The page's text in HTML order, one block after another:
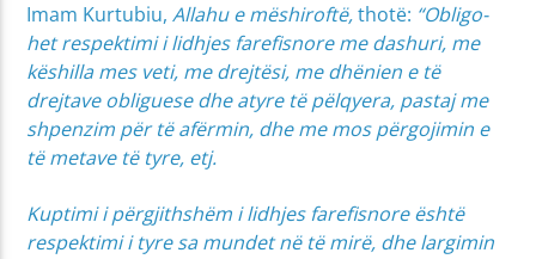
Imam Kurtubiu,Allahu e mëshiroftë,thotë: “Obli­go­
het respektimi i lidhjes farefisnore me dashuri, me
këshilla mes veti, me drejtësi, me dhënien e të
drejtave obliguese dhe atyre të pëlqyera, pastaj me
shpenzim për të afërmin, dhe me mos përgojimin e
të metave të tyre, etj.
Kuptimi i përgjithshëm i lidhjes farefisnore është
respektimi i tyre sa mundet në të mirë, dhe largimin